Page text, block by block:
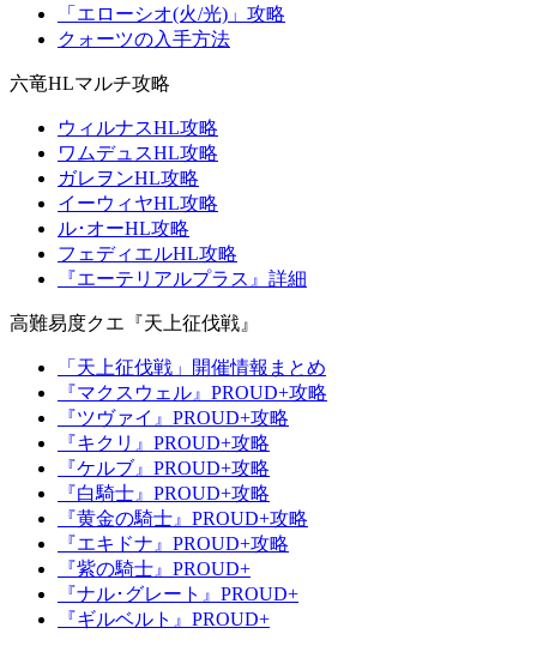
「エローシオ(火/光)」攻略
クォーツの入手方法
六竜HLマルチ攻略
ウィルナスHL攻略
ワムデュスHL攻略
ガレヲンHL攻略
イーウィヤHL攻略
ル･オーHL攻略
フェディエルHL攻略
『エーテリアルプラス』詳細
高難易度クエ『天上征伐戦』
「天上征伐戦」開催情報まとめ
『マクスウェル』PROUD+攻略
『ツヴァイ』PROUD+攻略
『キクリ』PROUD+攻略
『ケルブ』PROUD+攻略
『白騎士』PROUD+攻略
『黄金の騎士』PROUD+攻略
『エキドナ』PROUD+攻略
『紫の騎士』PROUD+
『ナル･グレート』PROUD+
『ギルベルト』PROUD+